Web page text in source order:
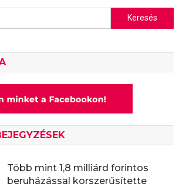
Keresés:
Több mint 1,8 milliárd forintos
beruházással korszerűsítette